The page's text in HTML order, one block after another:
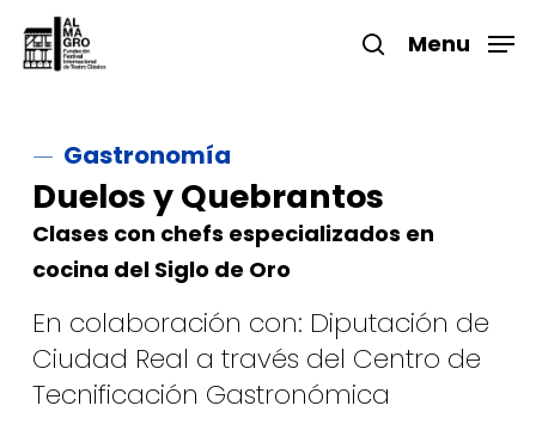
main
search
Menu
Gastronomía
Duelos y Quebrantos
Clases con chefs especializados en
cocina del Siglo de Oro
En colaboración con: Diputación de
Ciudad Real a través del Centro de
Tecnificación Gastronómica